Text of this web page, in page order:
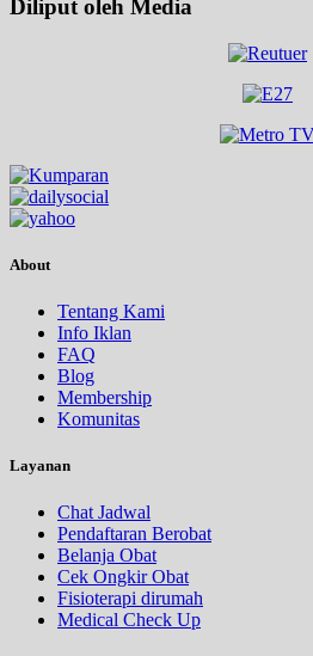
Diliput oleh Media
About
Tentang Kami
Info Iklan
FAQ
Blog
Membership
Komunitas
Layanan
Chat Jadwal
Pendaftaran Berobat
Belanja Obat
Cek Ongkir Obat
Fisioterapi dirumah
Medical Check Up